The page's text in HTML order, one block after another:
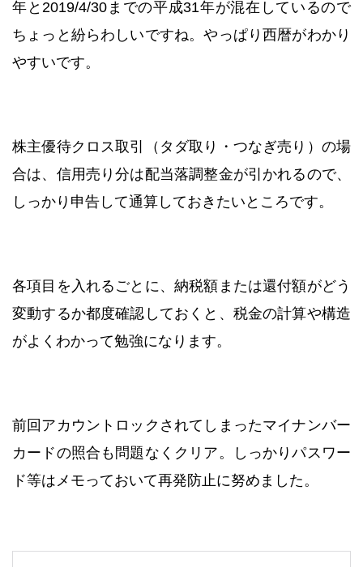
年と2019/4/30までの平成31年が混在しているので
ちょっと紛らわしいですね。やっぱり西暦がわかり
やすいです。
株主優待クロス取引（タダ取り・つなぎ売り）の場
合は、信用売り分は配当落調整金が引かれるので、
しっかり申告して通算しておきたいところです。
各項目を入れるごとに、納税額または還付額がどう
変動するか都度確認しておくと、税金の計算や構造
がよくわかって勉強になります。
前回アカウントロックされてしまったマイナンバー
カードの照合も問題なくクリア。しっかりパスワー
ド等はメモっておいて再発防止に努めました。